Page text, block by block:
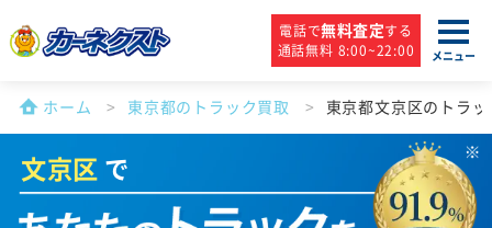
電話で無料査定する
通話無料 8:00~22:00
メニュー
ホーム 東京都のトラック買取 東京都文京区のトラ
文京区 で